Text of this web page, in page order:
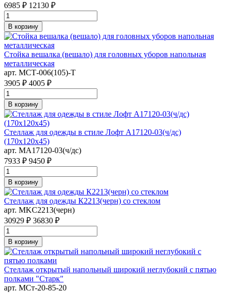
6985 ₽ 12130 ₽
В корзину
Стойка вешалка (вешало) для головных уборов напольная
металлическая
арт. MСТ-006(105)-Т
3905 ₽ 4005 ₽
В корзину
Стеллаж для одежды в стиле Лофт A17120-03(ч/дс)
(170х120х45)
арт. MA17120-03(ч/дс)
7933 ₽ 9450 ₽
В корзину
Стеллаж для одежды К2213(черн) со стеклом
арт. MKC2213(черн)
30929 ₽ 36830 ₽
В корзину
Стеллаж открытый напольный широкий неглубокий с пятью
полками "Старк"
арт. MСт-20-85-20